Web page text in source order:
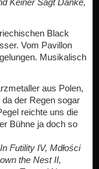
Keiner Sagt Danke,
Black
Vom Pavillon
Musikalisch
aus Polen,
der Regen sogar
reichte uns die
Bühne ja doch so
Futility IV, Mdłości
the Nest II,